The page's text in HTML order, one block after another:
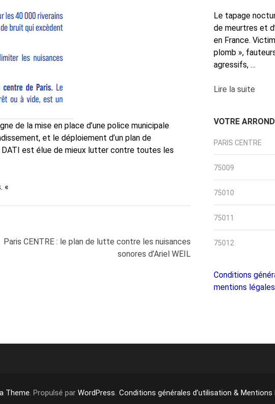
de la mise en place d’une police municipale
et le déploiement d’un plan de
est élue de mieux lutter contre toutes les
«
Paris CENTRE : le plan de lutte contre les nuisances
sonores d’Ariel WEIL
Le tapage
de meurtres et
en France.
plomb »,
agressifs, …
Lire la suite
VOTRE
PARIS CENTRE
75009
75010
75011
75012
Conditions
mentions légales
Theme. Propulsé par WordPress. Conditions générales d’utilisation & Mentions